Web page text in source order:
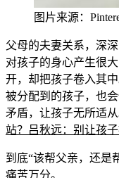
图片来源：
父母的夫妻关系，深
对孩子的身心产生很
开，却把孩子卷入其
被分配到的孩子，也
矛盾，让孩子无所适从
站？吕秋远：别让孩
到底“该帮父亲，还是
痛苦万分。